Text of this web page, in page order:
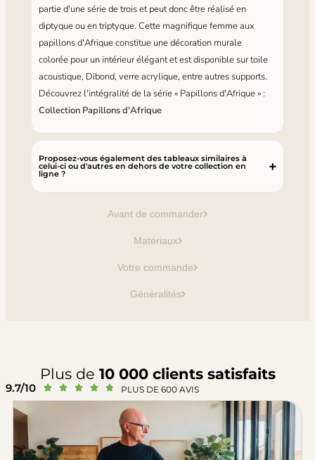
Avant de commander
Matériaux
Votre commande
Généralités
partie d'une série de trois et peut donc être réalisé en
diptyque ou en triptyque. Cette magnifique femme aux
papillons d'Afrique constitue une décoration murale
colorée pour un intérieur élégant et est disponible sur toile
acoustique, Dibond, verre acrylique, entre autres supports.
Découvrez l'intégralité de la série « Papillons d'Afrique » :
Collection Papillons d'Afrique
Proposez-vous également des tableaux similaires à
celui-ci ou d'autres en dehors de votre collection en
ligne ?
Plus de 10 000 clients satisfaits
9.7/10      PLUS DE 600 AVIS